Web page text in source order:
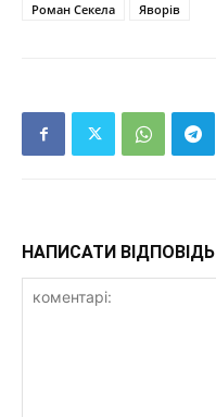
Роман Секела
Яворів
НАПИСАТИ ВІДПОВІДЬ